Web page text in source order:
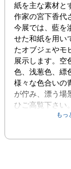
紙を主な素材と
作家の宮下香代
今展では、藍を
せた和紙を用い
たオブジェやモ
展示します。空
色、浅葱色、縹
様々な色合いの
が佇み、漂う場
ひご高覧下さい。
もっ